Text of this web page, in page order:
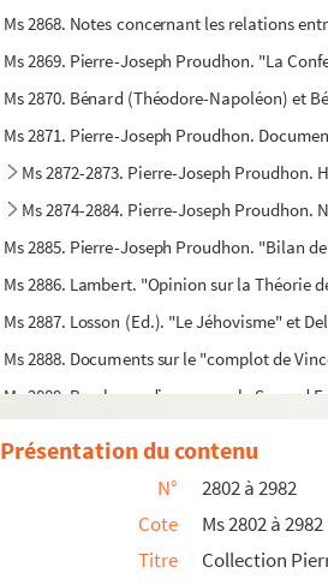
Ms 2868. Notes concernant les relations
Ms 2869. Pierre-Joseph Proudhon. "La
Ms 2870. Bénard (Théodore-Napoléon) et
Ms 2871. Pierre-Joseph Proudhon.
Ms 2872-2873. Pierre-Joseph
Ms 2874-2884. Pierre-Joseph Proudhon.
Ms 2885. Pierre-Joseph Proudhon. "Bilan
Ms 2886. Lambert. "Opinion sur la Théorie
Ms 2887. Losson (Ed.). "Le Jéhovisme" et
Ms 2888. Documents sur le "complot de
Ms 2889. Brochures diverses sur le Second
Présentation du contenu
N°
2802 à 2982
Cote
Ms 2802 à 2982
Titre
Collection